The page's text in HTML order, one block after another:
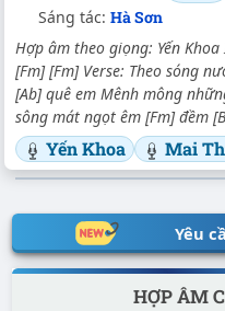
Sáng tác: Hà Sơn
Hợp âm theo giọng: Yến
[Fm] [Fm] Verse: Theo sóng
[Ab] quê em Mênh mông
sông mát ngọt êm [Fm] đềm
Yến Khoa Mai
Yêu
HỢP ÂM